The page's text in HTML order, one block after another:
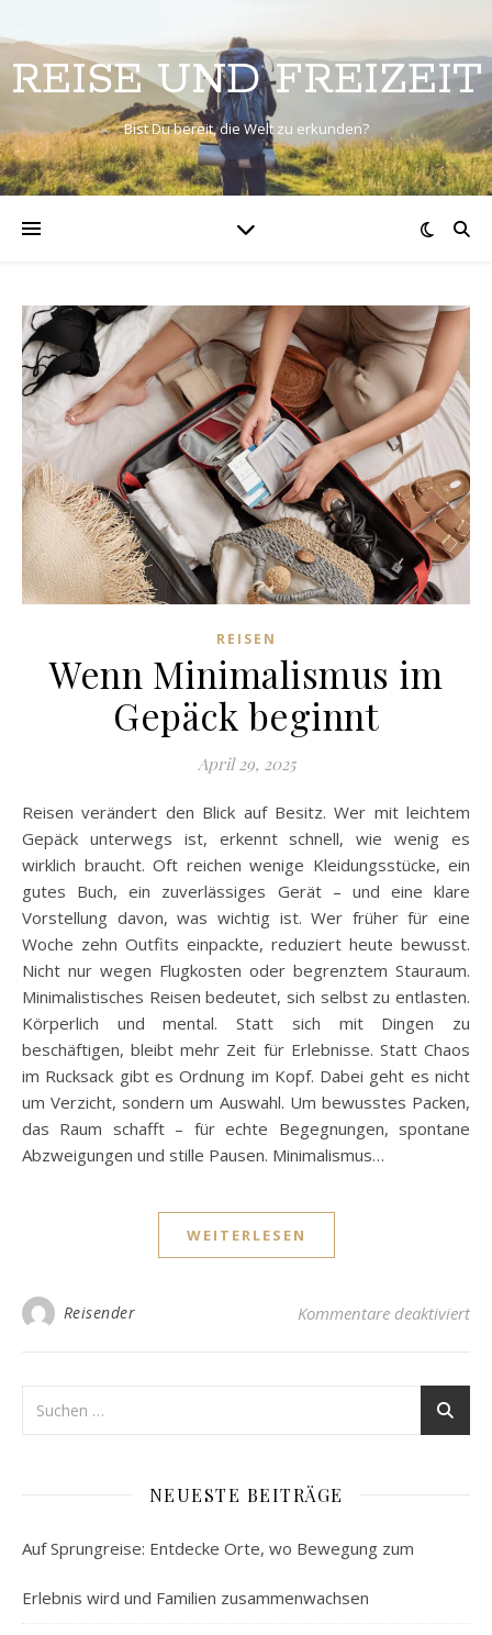
REISE UND FREIZEIT
Bist Du bereit, die Welt zu erkunden?
REISEN
Wenn Minimalismus im
Gepäck beginnt
April 29, 2025
Reisen verändert den Blick auf Besitz. Wer mit leichtem
Gepäck unterwegs ist, erkennt schnell, wie wenig es
wirklich braucht. Oft reichen wenige Kleidungsstücke, ein
gutes Buch, ein zuverlässiges Gerät – und eine klare
Vorstellung davon, was wichtig ist. Wer früher für eine
Woche zehn Outfits einpackte, reduziert heute bewusst.
Nicht nur wegen Flugkosten oder begrenztem Stauraum.
Minimalistisches Reisen bedeutet, sich selbst zu entlasten.
Körperlich und mental. Statt sich mit Dingen zu
beschäftigen, bleibt mehr Zeit für Erlebnisse. Statt Chaos
im Rucksack gibt es Ordnung im Kopf. Dabei geht es nicht
um Verzicht, sondern um Auswahl. Um bewusstes Packen,
das Raum schafft – für echte Begegnungen, spontane
Abzweigungen und stille Pausen. Minimalismus…
WEITERLESEN
Reisender Kommentare deaktiviert
NEUESTE BEITRÄGE
Auf Sprungreise: Entdecke Orte, wo Bewegung zum
Erlebnis wird und Familien zusammenwachsen